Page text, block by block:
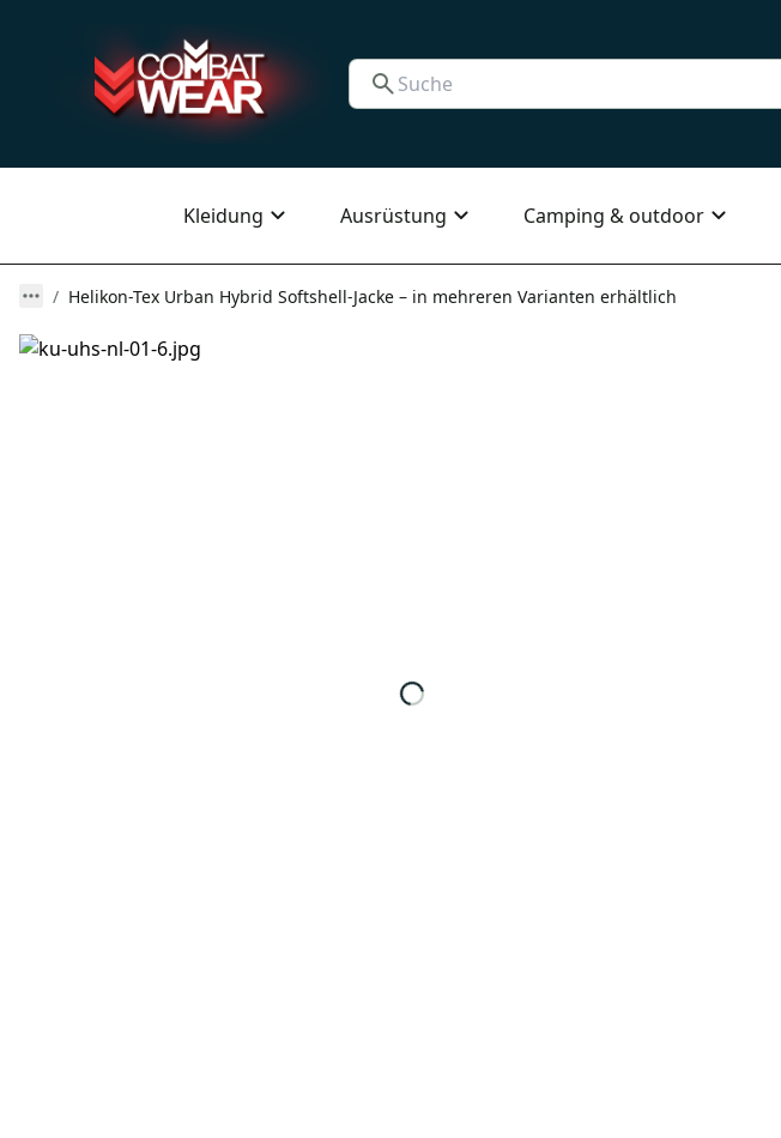
Kleidung Ausrüstung Camping & outdoor
Helikon-Tex Urban Hybrid Softshell-Jacke – in mehreren Varianten erhältlich